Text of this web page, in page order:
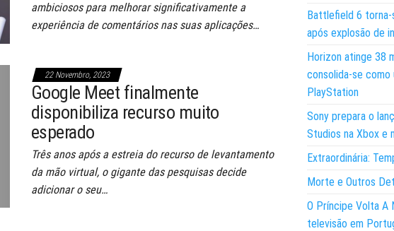
ambiciosos para melhorar significativamente a
experiência de comentários nas suas aplicações…
22 Novembro, 2023
Google Meet finalmente
disponibiliza recurso muito
esperado
Três anos após a estreia do recurso de levantamento
da mão virtual, o gigante das pesquisas decide
adicionar o seu…
Battlefield 6 torna-
após explosão de
Horizon atinge 38
consolida-se como
PlayStation
Sony prepara o
Studios na Xbox e
Extraordinária:
Morte e Outros
O Príncipe Volta A
televisão em